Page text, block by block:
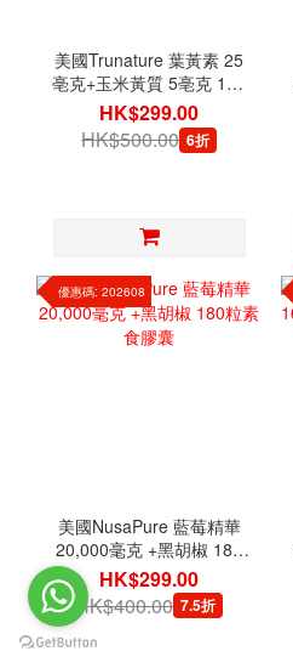
美國Trunature 葉黃素 25
亳克+玉米黃質 5亳克 140
粒軟膠囊
HK$299.00
HK$500.00 6折
優惠碼: 202608
美國NusaPure 藍莓精華
20,000毫克 +黑胡椒 180
粒素食膠囊
HK$299.00
HK$400.00 7.5折